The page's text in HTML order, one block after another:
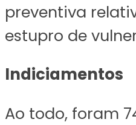
preventiva
estupro de
Indiciamentos
Ao todo, foram